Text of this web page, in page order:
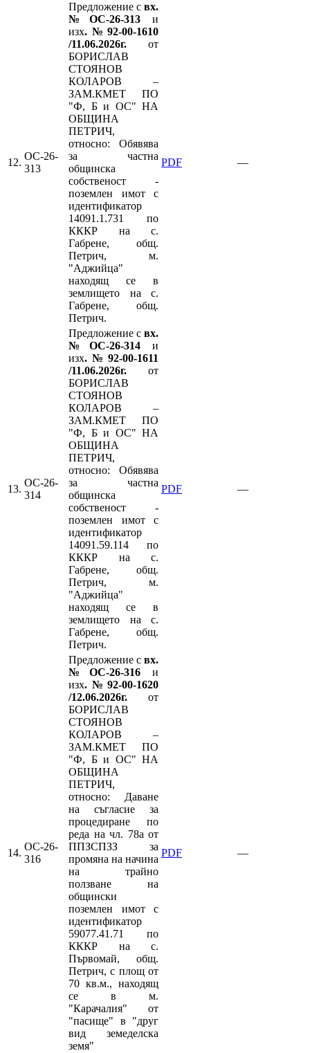
12.
ОС-26-
313
Предложение с вх.
№ОС-26-313и
изх.№92-00-1610
/11.06.2026г. от
БОРИСЛАВ
СТОЯНОВ
КОЛАРОВ –
ЗАМ.КМЕТ ПО
"Ф, Б и ОС" НА
ОБЩИНА
ПЕТРИЧ,
относно: Обявява
за частна
общинска
собственост -
поземлен имот с
идентификатор
14091.1.731 по
КККР на с.
Габрене, общ.
Петрич, м.
"Аджийца"
находящ се в
землището на с.
Габрене, общ.
Петрич.
PDF —
13.
ОС-26-
314
Предложение с вх.
№ОС-26-314и
изх.№92-00-1611
/11.06.2026г. от
БОРИСЛАВ
СТОЯНОВ
КОЛАРОВ –
ЗАМ.КМЕТ ПО
"Ф, Б и ОС" НА
ОБЩИНА
ПЕТРИЧ,
относно: Обявява
за частна
общинска
собственост -
поземлен имот с
идентификатор
14091.59.114 по
КККР на с.
Габрене, общ.
Петрич, м.
"Аджийца"
находящ се в
землището на с.
Габрене, общ.
Петрич.
PDF —
14.
ОС-26-
316
Предложение с вх.
№ОС-26-316и
изх.№92-00-1620
/12.06.2026г. от
БОРИСЛАВ
СТОЯНОВ
КОЛАРОВ –
ЗАМ.КМЕТ ПО
"Ф, Б и ОС" НА
ОБЩИНА
ПЕТРИЧ,
относно: Даване
на съгласие за
процедиране по
реда на чл. 78а от
ППЗСПЗЗ за
промяна на начина
на трайно
ползване на
общински
поземлен имот с
идентификатор
59077.41.71 по
КККР на с.
Първомай, общ.
Петрич, с площ от
70 кв.м., находящ
се в м.
"Карачалия" от
"пасище" в "друг
вид земеделска
земя"
PDF —